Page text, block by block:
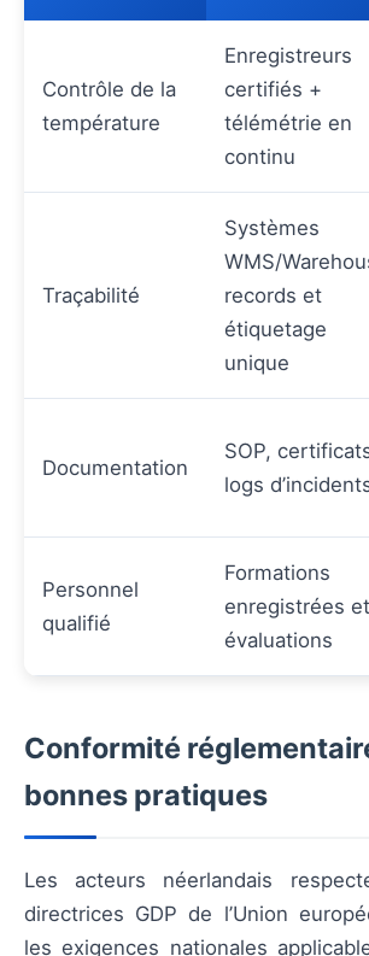
Contrôle de la
température
Enregistreurs
certifiés +
télémétrie en
continu
Traçabilité
Systèmes
WMS/
records et
étiquetage
unique
Documentation
SOP,
logs
Personnel
qualifié
Formations
enregistrées et
évaluations
Conformité
bonnes pratiques
Les acteurs néerlandais
directrices GDP de l’Union
les exigences nationales